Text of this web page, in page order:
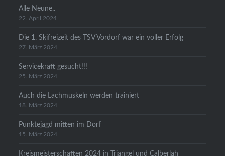
Alle Neune..
22. April 2024
Die 1. Skifreizeit des TSV Vordorf war ein voller Erfolg
27. März 2024
Servicekraft gesucht!!!
25. März 2024
Auch die Lachmuskeln werden trainiert
18. März 2024
Punktejagd mitten im Dorf
15. März 2024
Kreismeisterschaften 2024 in Triangel und Calberlah